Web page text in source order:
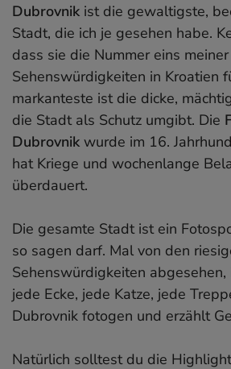
7. Kathedrale von Zagreb
8. Meeresorgel in Zadar
9. Insel Krk
10. Makarska Riviera
11. Burg Klis
12. Festung Ston
13. Nationalpark Brijuni
14. Baredine Tropfsteinhöhle
15. Goldenes Horn von Brač
17. Kornaten – Kornati
18. Blaue Grotte auf Biševo
19. Biokovo Naturpark –
20. Trogir
Unser Video mit allen
Kroatien-Reiseführer
Dubrovnik ist die gewaltigste,
Stadt, die ich je gesehen habe.
dass sie die Nummer eins
Sehenswürdigkeiten in Kroatien
markanteste ist die dicke,
die Stadt als Schutz umgibt. Die
Dubrovnik wurde im 16.
hat Kriege und wochenlange
überdauert.
Die gesamte Stadt ist ein
so sagen darf. Mal von den
Sehenswürdigkeiten abgesehen,
jede Ecke, jede Katze, jede
Dubrovnik fotogen und erzählt
Natürlich solltest du die